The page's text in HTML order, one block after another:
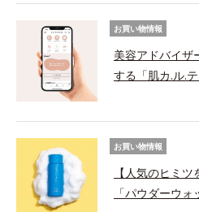
お買い物情報
美容アドバイザ
する「肌カ.ル.
お買い物情報
【人気のヒミ
「パウダーウォ